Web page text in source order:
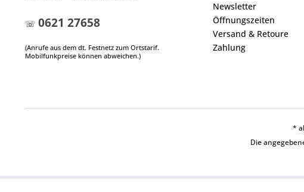
☏ 0621 27658
(Anrufe aus dem dt. Festnetz zum Ortstarif.
Mobilfunkpreise können abweichen.)
Newsletter
Öffnungszeiten
Versand & Retoure
Zahlung
*
Die